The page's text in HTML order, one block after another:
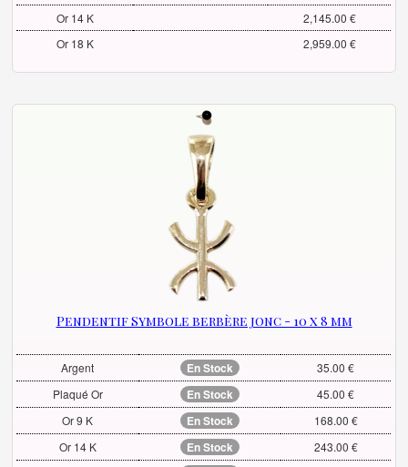
Or 14 K
2,145.00 €
Or 18 K
2,959.00 €
Pendentif Symbole berbère jonc - 10 x 8 mm
Argent En Stock
35.00 €
Plaqué Or
En Stock
45.00 €
Or 9 K
En Stock
168.00 €
Or 14 K
En Stock
243.00 €